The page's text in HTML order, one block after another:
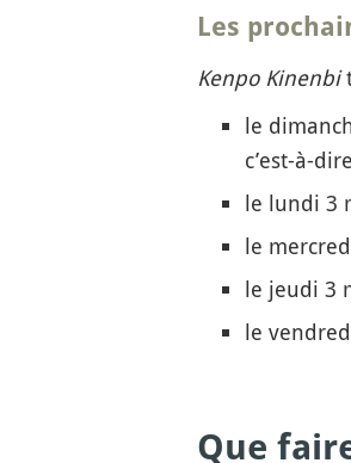
Les
Kenpo Kinenbi
le
c’est-à-
le lundi 3
le
le jeudi 3
le
Que